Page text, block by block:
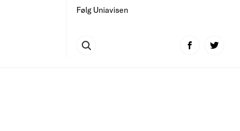
Følg Uniavisen